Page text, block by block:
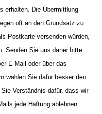
erhalten. Die Übermittlung
oft an den Grundsatz zu
Postkarte versenden würden,
Senden Sie uns daher bitte
E-Mail oder über das
wählen Sie dafür besser den
Verständnis dafür, dass wir
jede Haftung ablehnen.